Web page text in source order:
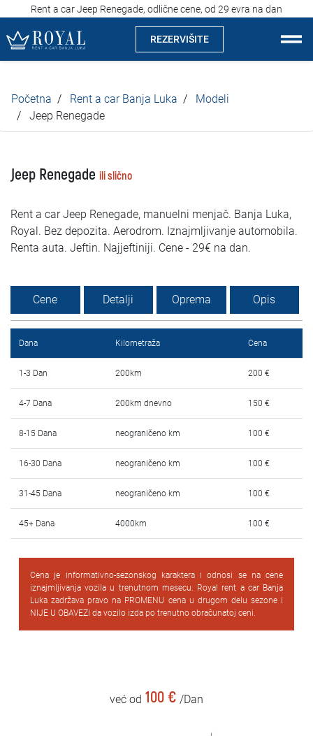
Rent a car Jeep Renegade, odlične cene, od 29 evra na dan
REZERVIŠITE
Kompanija
Lokacije
Iznajmljivanje vozila
Cijene
Uslovi najma
Najčešća pitanja
Blog
Kontakt
EN
Početna Rent a car Banja Luka
Modeli
Jeep Renegade
Jeep Renegade ili slično
Rent a car Jeep Renegade, manuelni menjač. Banja Luka,
Royal. Bez depozita. Aerodrom. Iznajmljivanje automobila.
Renta auta. Jeftin. Najjeftiniji. Cene - 29€ na dan.
Cene Detalji Oprema Opis
Dana Kilometraža Cena
1-3 Dan 200km 200 €
4-7 Dana 200km dnevno 150 €
8-15 Dana neograničeno km 100 €
16-30 Dana neograničeno km 100 €
31-45 Dana neograničeno km 100 €
45+ Dana 4000km 100 €
Cena je informativno-sezonskog karaktera i odnosi se na cene
iznajmljivanja vozila u trenutnom mesecu. Royal rent a car Banja
Luka zadržava pravo na PROMENU cena u drugom delu sezone i
NIJE U OBAVEZI da vozilo izda po trenutno obračunatoj ceni.
već od 100 € /Dan